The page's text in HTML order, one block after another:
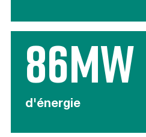
86MW
d'énergie